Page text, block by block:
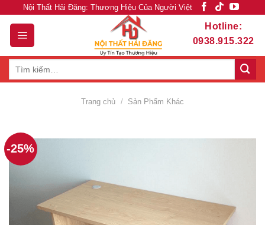
content
Nội Thất Hải Đăng: Thương Hiệu Của Người Việt
Hotline:
0938.915.322
Trang chủ / Sản Phẩm Khác
-25%